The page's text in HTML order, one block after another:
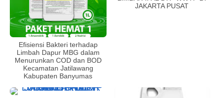
Efisiensi Bakteri terhadap
Limbah Dapur MBG dalam
Menurunkan COD dan BOD
Kecamatan Jatilawang
Kabupaten Banyumas
JAKARTA PUSAT